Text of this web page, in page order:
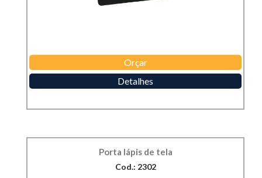
Orçar
Detalhes
Porta lápis de tela
Cod.: 2302